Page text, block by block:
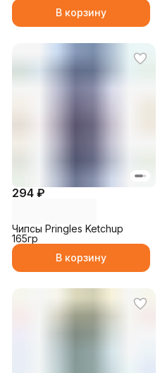
В корзину
294 ₽
Чипсы Pringles Ketchup
165гр
В корзину